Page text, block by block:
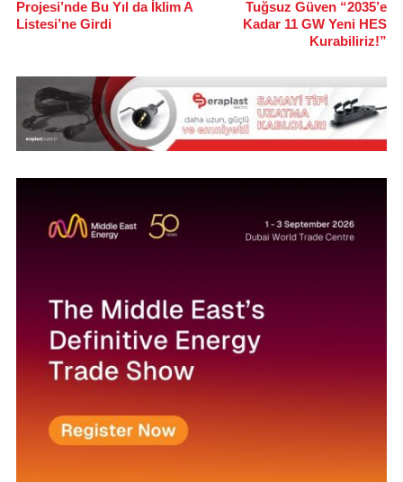
Projesi’nde Bu Yıl da İklim A
Listesi’ne Girdi
Tuğsuz Güven “2035’e
Kadar 11 GW Yeni HES
Kurabiliriz!”